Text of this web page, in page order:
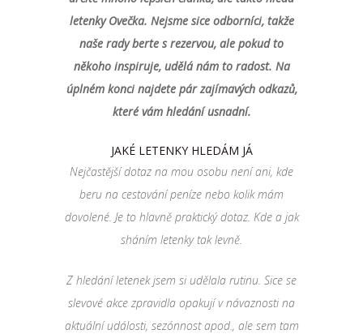
letenky Ovečka. Nejsme sice odborníci, takže
naše rady berte s rezervou, ale pokud to
někoho inspiruje, udělá nám to radost. Na
úplném konci najdete pár zajímavých odkazů,
které vám hledání usnadní.
JAKÉ LETENKY HLEDÁM JÁ
Nejčastější dotaz na mou osobu není ani, kde
beru na cestování peníze nebo kolik mám
dovolené. Je to hlavně praktický dotaz. Kde a jak
sháním letenky tak levně.
Z hledání letenek jsem si udělala rutinu. Sice se
slevové akce zpravidla opakují v návaznosti na
aktuální události, sezónnost apod., ale sem tam